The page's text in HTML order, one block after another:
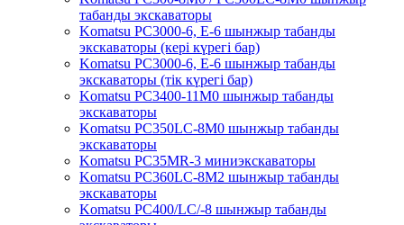
табанды экскаваторы
Komatsu PC3000-6, Е-6 шынжыр табанды
экскаваторы (кері күрегі бар)
Komatsu PC3000-6, Е-6 шынжыр табанды
экскаваторы (тік күрегі бар)
Komatsu PC3400-11M0 шынжыр табанды
экскаваторы
Komatsu PC350LC-8M0 шынжыр табанды
экскаваторы
Komatsu PC35MR-3 миниэкскаваторы
Komatsu PC360LC-8M2 шынжыр табанды
экскаваторы
Komatsu PC400/LC/-8 шынжыр табанды